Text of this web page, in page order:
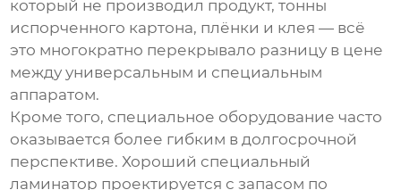
который не производил продукт, тонны
испорченного картона, плёнки и клея — всё
это многократно перекрывало разницу в цене
между универсальным и специальным
аппаратом.
Кроме того, специальное оборудование часто
оказывается более гибким в долгосрочной
перспективе. Хороший специальный
ламинатор проектируется с запасом по